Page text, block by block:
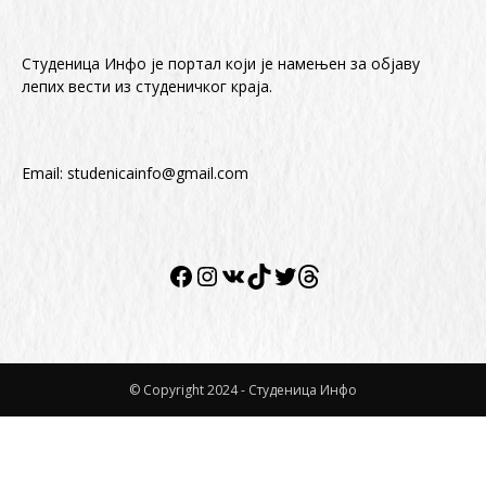
Студеница Инфо је портал који је намењен за објaву
лепих вести из студеничког краја.
Email: studenicainfo@gmail.com
Facebook
Instagram
VK TikTokTwitter
Twitter
© Copyright 2024 - Студеница Инфо